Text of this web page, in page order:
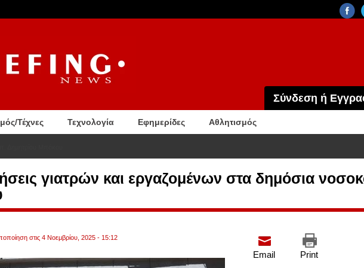
Σύνδεση ή
Τέχνες Τεχνολογία Εφημερίδες Αθλητισμός
γιατρών και εργαζομένων στα δημόσια
στις 4 Νοεμβρίου, 2025 - 15:12
Print
Email